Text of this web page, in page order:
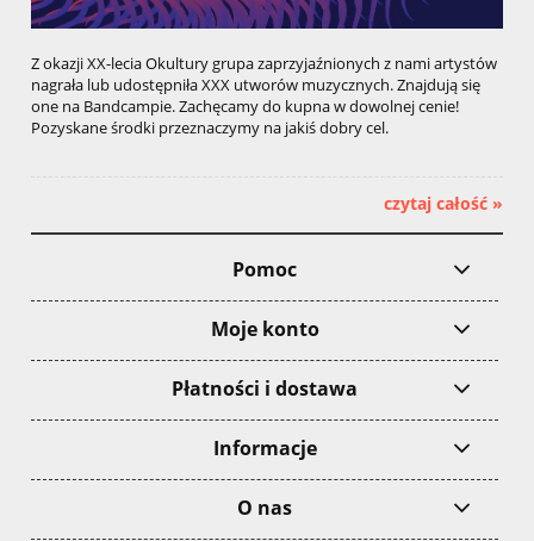
Z okazji XX-lecia Okultury grupa zaprzyjaźnionych z nami artystów
nagrała lub udostępniła XXX utworów muzycznych. Znajdują się
one na Bandcampie. Zachęcamy do kupna w dowolnej cenie!
Pozyskane środki przeznaczymy na jakiś dobry cel.
czytaj całość »
Pomoc
Moje konto
Płatności i dostawa
Informacje
O nas